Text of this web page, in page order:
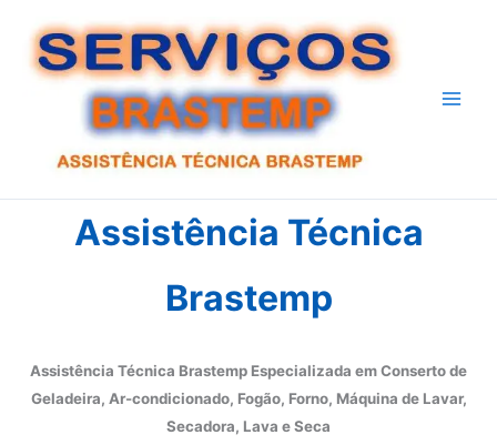
para
Assistência Técnica
Brastemp
Assistência Técnica Brastemp Especializada em Conserto de
Geladeira, Ar-condicionado, Fogão, Forno, Máquina de Lavar,
Secadora, Lava e Seca